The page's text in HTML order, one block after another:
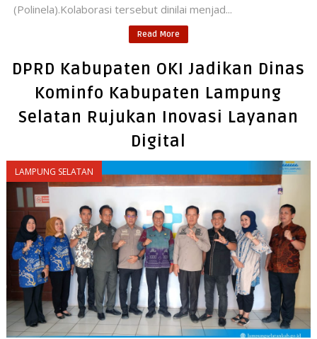
(Polinela).Kolaborasi tersebut dinilai menjad...
Read More
DPRD Kabupaten OKI Jadikan Dinas
Kominfo Kabupaten Lampung
Selatan Rujukan Inovasi Layanan
Digital
LAMPUNG SELATAN